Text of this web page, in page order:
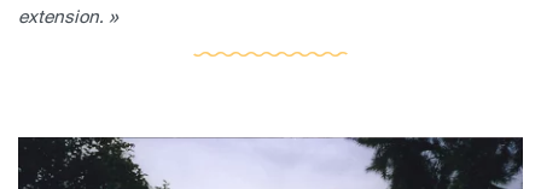
extension. »